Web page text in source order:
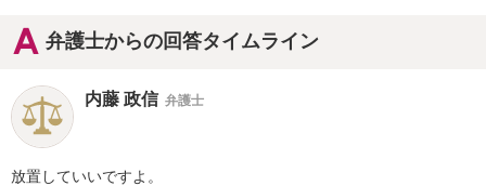
弁護士からの回答タイムライン
内藤 政信 弁護士
放置していいですよ。